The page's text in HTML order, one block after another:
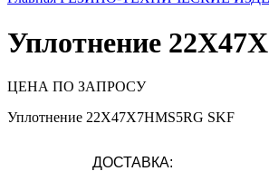
Уплотнение
ЦЕНА ПО ЗАПРОСУ
Уплотнение 22X47X7HMS5RG SKF
ДОСТАВКА: